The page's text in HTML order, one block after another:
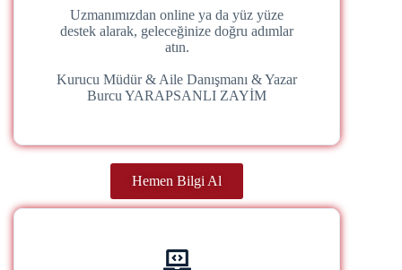
Uzmanımızdan online ya da yüz yüze
destek alarak, geleceğinize doğru adımlar
atın.
Kurucu Müdür & Aile Danışmanı & Yazar
Burcu YARAPSANLI ZAYİM
Hemen Bilgi Al